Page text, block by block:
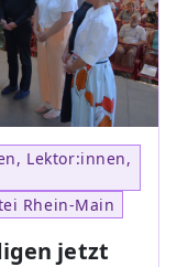
Lektor:innen,
Rhein-Main
jetzt